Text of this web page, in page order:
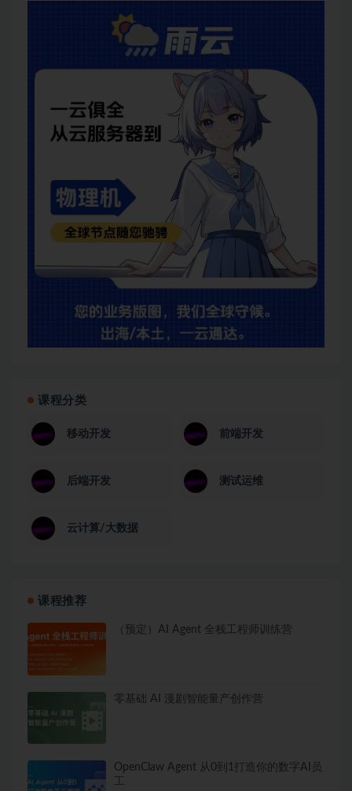
课程分类
移动开发 前端开发
后端开发 测试运维
云计算/大数据
课程推荐
（预定）AI Agent 全栈工程师训练营
零基础 AI 漫剧智能量产创作营
OpenClaw Agent 从0到1打造你的数字AI员
工